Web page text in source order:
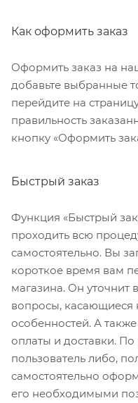
Как оформить заказ
Оформить заказ на
добавьте выбранные
перейдите на
правильность
кнопку «Оформить
Быстрый заказ
Функция «Быстрый
проходить всю
самостоятельно. Вы
короткое время вам
магазина. Он уточнит
вопросы, касающиеся
особенностей. А
оплаты и доставки. По
пользователь либо,
самостоятельно
его необходимыми